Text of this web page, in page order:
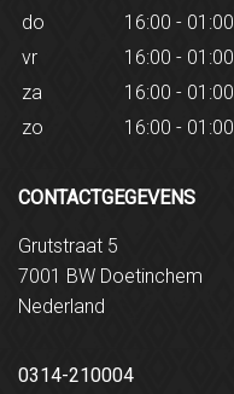
do
16:00 - 01:00
vr
16:00 - 01:00
za
16:00 - 01:00
zo
16:00 - 01:00
CONTACTGEGEVENS
Grutstraat 5
7001 BW Doetinchem
Nederland
0314-210004